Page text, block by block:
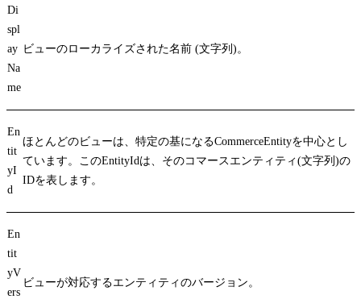
Di
spl
ay
Na
me
ビューのローカライズされた名前 (文字列)。
En
tit
yI
d
ほとんどのビューは、特定の基になるCommerceEntityを中心とし
ています。このEntityId は、そのコマースエンティティ(文字列)の
IDを表します。
En
tit
yV
ers
ビューが対応するエンティティのバージョン。